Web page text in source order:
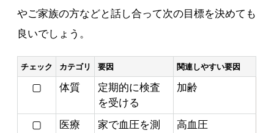
やご家族の方などと話し合って次の目標を決めても
良いでしょう。
チェック カテゴリ 要因 関連しやすい要因
▢ 体質
定期的に検査
を受ける
加齢
▢ 医療
家で血圧を測
高血圧